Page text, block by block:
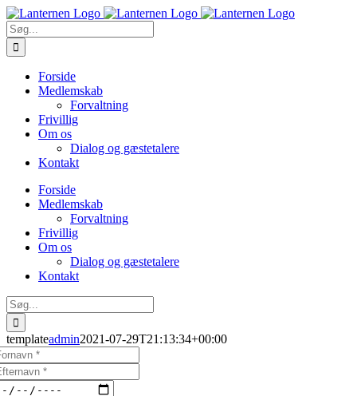
Skip
to
content
Søg
efter:
Forside
Medlemskab
Forvaltning
Frivillig
Om os
Dialog og gæstetalere
Kontakt
Forside
Medlemskab
Forvaltning
Frivillig
Om os
Dialog og gæstetalere
Kontakt
Søg
efter:
templateadmin2021-07-29T21:13:34+00:00